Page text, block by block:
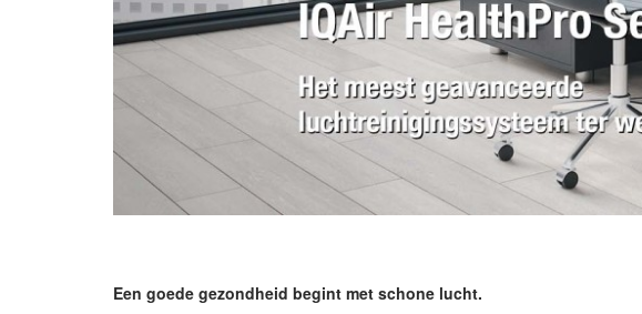
Een goede gezondheid begint met schone lucht.